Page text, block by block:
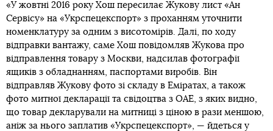
«У жовтні 2016 року Хош пересилає Жукову лист «Ан
Сервісу» на «Укрспецекспорт» з проханням уточнити
номенклатуру за одним з висотомірів. Далі, по ходу
відправки вантажу, саме Хош повідомляв Жукова про
відправлення товару з Москви, надсилав фотографії
ящиків з обладнанням, паспортами виробів. Він
відправляв Жукову фото зі складу в Еміратах, а також
фото митної декларації та свідоцтва з ОАЕ, з яких видно,
що товар декларували на митниці з ціною в рази меншою,
аніж за нього заплатив «Укрспецекспорт», — йдеться у